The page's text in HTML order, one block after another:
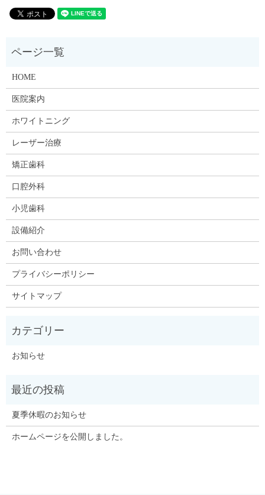
HOME
医院案内
ホワイトニング
レーザー治療
矯正歯科
口腔外科
小児歯科
設備紹介
お問い合わせ
プライバシーポリシー
サイトマップ
お知らせ
夏季休暇のお知らせ
ホームページを公開しました。